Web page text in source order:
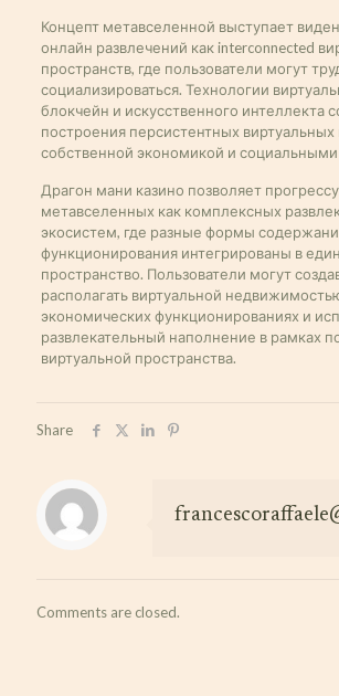
Концепт метавселенной выступает
онлайн развлечений как interconnected
пространств, где пользователи могут
социализироваться. Технологии
блокчейн и искусственного интеллекта
построения персистентных
собственной экономикой и социальными
Драгон мани казино позволяет прогрессу
метавселенных как комплексных
экосистем, где разные формы
функционирования интегрированы в
пространство. Пользователи могут
располагать виртуальной
экономических функционированиях и
развлекательный наполнение в рамках
виртуальной пространства.
Share
Comments are closed.